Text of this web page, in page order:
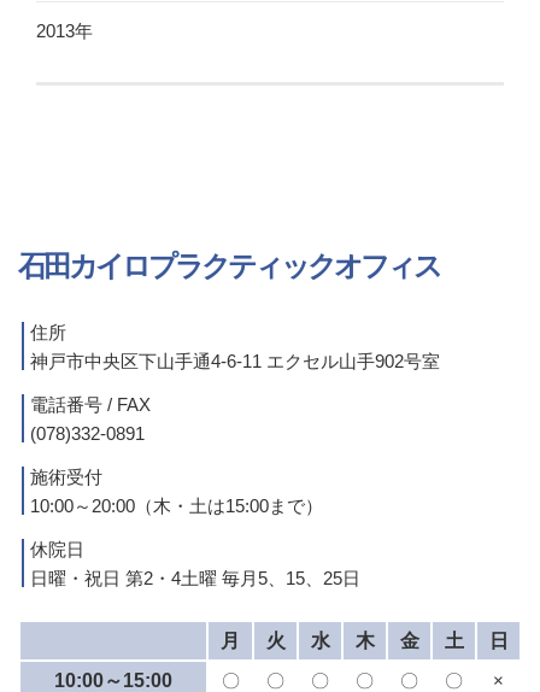
2013年
石田カイロプラクティックオフィス
住所
神戸市中央区下山手通4-6-11 エクセル山手902号室
電話番号 / FAX
(078)332-0891
施術受付
10:00～20:00（木・土は15:00まで）
休院日
日曜・祝日 第2・4土曜 毎月5、15、25日
月 火 水 木 金 土
日
10:00～15:00
〇 〇 〇 〇 〇 〇
×